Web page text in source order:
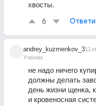
хвосты.
6
andrey_kuzmenkov_3
Ученик
не надо ничего
должны делать
день жизни щенка,
и кровеносная